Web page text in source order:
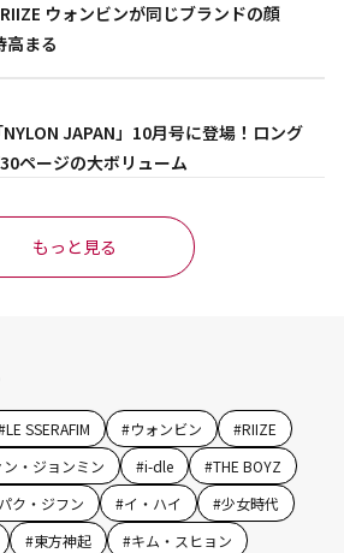
ウォンビンが同じブランドの顔
高まる
JAPAN」10月号に登場！ロング
ページの大ボリューム
もっと見る
LE SSERAFIM #ウォンビン #RIIZE
ン・ジョンミン #i-dle #THE BOYZ
パク・ジフン #イ・ハイ #少女時代
#東方神起 #キム・スヒョン